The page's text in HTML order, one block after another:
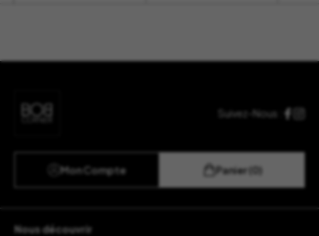
Suivez-Nous :
Mon Compte Panier (0)
Nous découvrir